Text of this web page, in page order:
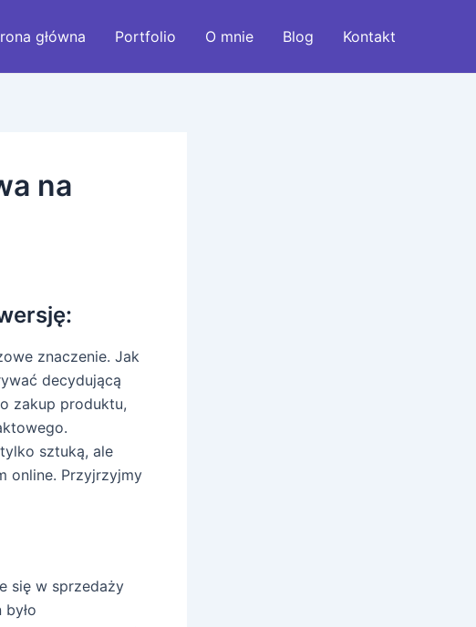
główna Portfolio O mnie Blog Kontakt
na
znaczenie. Jak
decydującą
zakup produktu,
sztuką, ale
online. Przyjrzyjmy
się w sprzedaży